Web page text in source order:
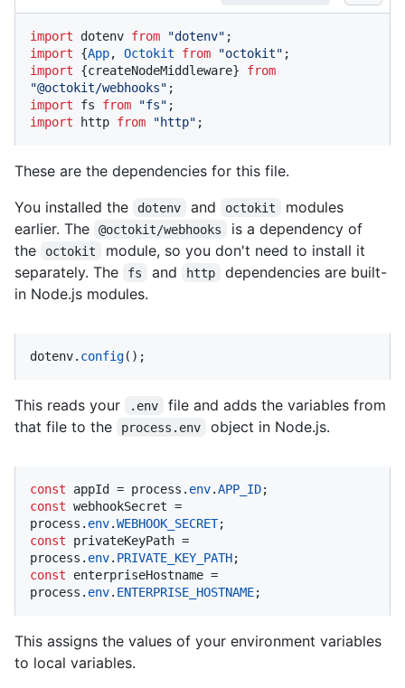
import dotenv from "dotenv"
import {App, Octokit from "octokit"
import {createNodeMiddleware} from
"@octokit/webhooks"
import fs from "fs"
import http from "http" ;
These are the dependencies for this file.
You installed the
dotenv and octokit
modules
earlier. The
@octokit/webhooks
is a dependency of
the
octokit
module, so you don't need to install it
separately. The
fs and http
dependencies are built-
in Node.js modules.
dotenv. config();
This reads your .env
file and adds the variables from
that file to the
process.env object in Node.js.
const appId = process. env.APP_ID
const webhookSecret =
process. env.WEBHOOK_SECRET
const privateKeyPath =
process. env. PRIVATE_KEY_PATH
const enterpriseHostname =
process. env. ENTERPRISE_HOSTNAME;
This assigns the values of your environment variables
to local variables.